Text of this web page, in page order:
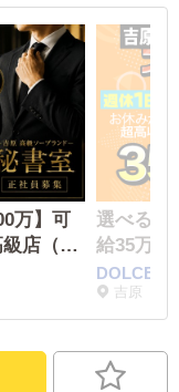
万】可
店（1
選べる週
給35万
ムマンシ
以上可能
から出来
務！2年
す♪
DOLCE
吉原